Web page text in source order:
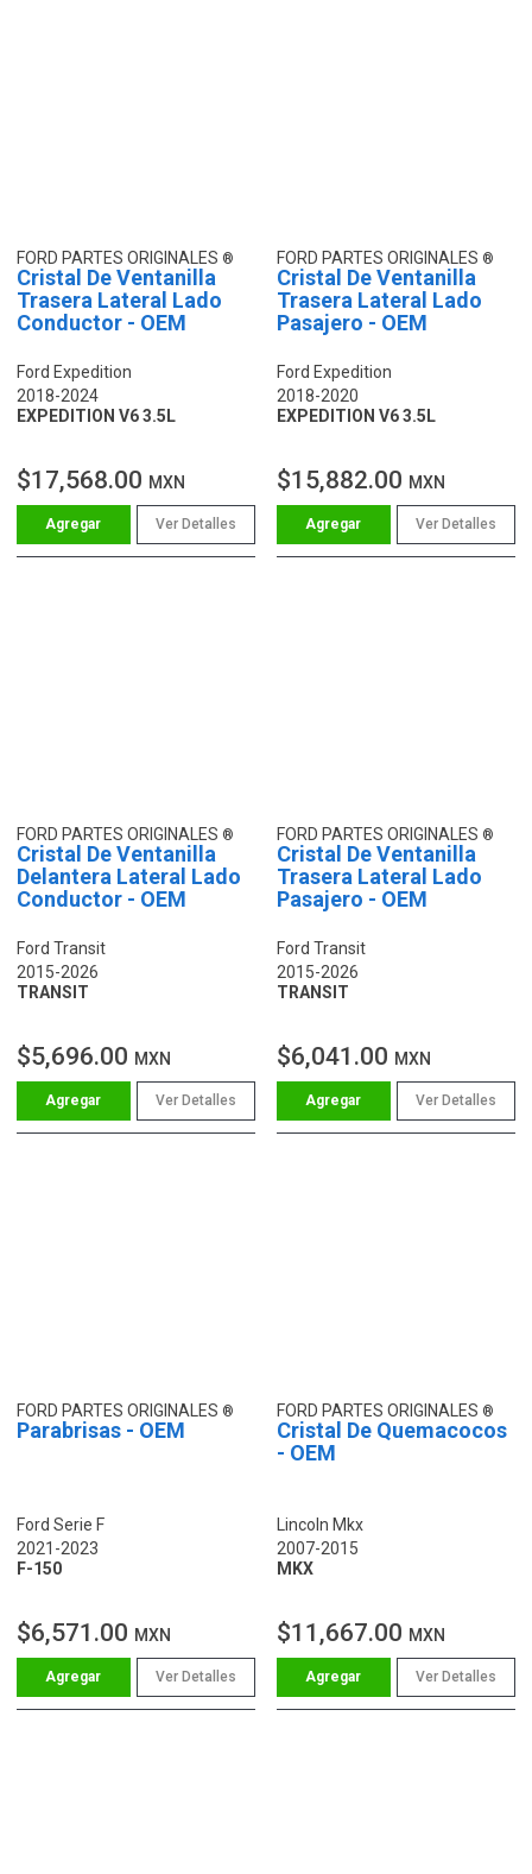
FORD PARTES ORIGINALES
Cristal De Ventanilla
Trasera Lateral Lado
Conductor - OEM
Ford Expedition
2018-2024
EXPEDITION V6 3.5L
$17,568.00 MXN
Ver Detalles
FORD PARTES ORIGINALES
Cristal De Ventanilla
Trasera Lateral Lado
Pasajero - OEM
Ford Expedition
2018-2020
EXPEDITION V6 3.5L
$15,882.00 MXN
Ver Detalles
FORD PARTES ORIGINALES
Cristal De Ventanilla
Delantera Lateral Lado
Conductor - OEM
Ford Transit
2015-2026
TRANSIT
$5,696.00 MXN
Ver Detalles
FORD PARTES ORIGINALES
Cristal De Ventanilla
Trasera Lateral Lado
Pasajero - OEM
Ford Transit
2015-2026
TRANSIT
$6,041.00 MXN
Ver Detalles
FORD PARTES ORIGINALES
Parabrisas - OEM
Ford Serie F
2021-2023
F-150
$6,571.00 MXN
Ver Detalles
FORD PARTES ORIGINALES
Cristal De Quemacocos
- OEM
Lincoln Mkx
2007-2015
MKX
$11,667.00 MXN
Ver Detalles